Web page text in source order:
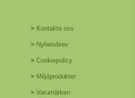
> Kontakta oss
> Nyhetsbrev
> Cookiepolicy
> Miljöprodukter
> Varumärken